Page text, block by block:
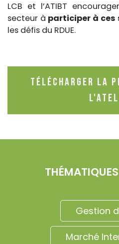
LCB et l’ATIBT
secteur à participer à ces
les défis du RDUE.
Télécharger la
Gestion
Marché